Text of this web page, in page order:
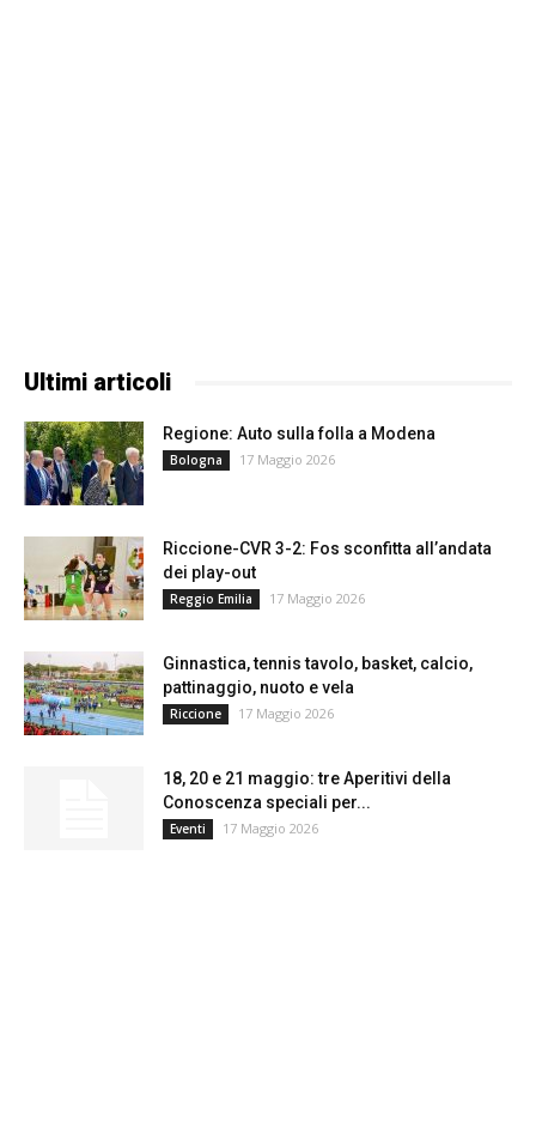
Ultimi articoli
Regione: Auto sulla folla a Modena
Bologna 17 Maggio 2026
Riccione-CVR 3-2: Fos sconfitta all’andata
dei play-out
Reggio Emilia 17 Maggio 2026
Ginnastica, tennis tavolo, basket, calcio,
pattinaggio, nuoto e vela
Riccione 17 Maggio 2026
18, 20 e 21 maggio: tre Aperitivi della
Conoscenza speciali per...
Eventi 17 Maggio 2026